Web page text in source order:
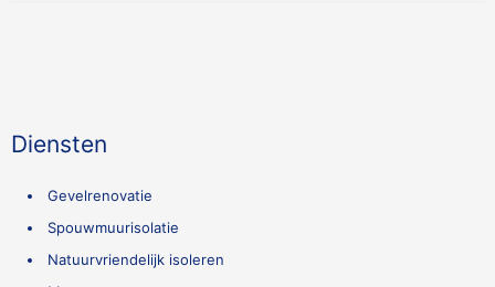
Diensten
Gevelrenovatie
Spouwmuurisolatie
Natuurvriendelijk isoleren